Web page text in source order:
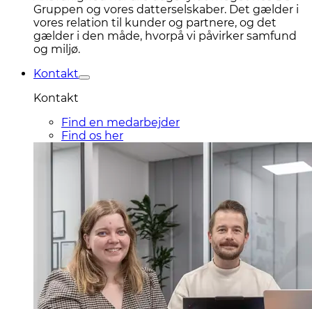
Gruppen og vores datterselskaber. Det gælder i
vores relation til kunder og partnere, og det
gælder i den måde, hvorpå vi påvirker samfund
og miljø.
Kontakt
Kontakt
Find en medarbejder
Find os her